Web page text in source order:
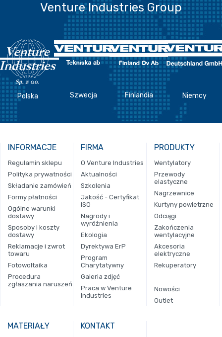
Venture Industries Group
Polska Szwecja Finlandia Niemcy
INFORMACJE
Regulamin sklepu
Polityka prywatności
Składanie zamówień
Formy płatności
Ogólne warunki
dostawy
Sposoby i koszty
dostawy
Reklamacje i zwrot
towaru
Fotowoltaika
Procedura
zgłaszania naruszeń
FIRMA
O Venture Industries
Aktualności
Szkolenia
Jakość - Certyfikat
ISO
Nagrody i
wyróżnienia
Ekologia
Dyrektywa ErP
Program
Charytatywny
Galeria zdjęć
Praca w Venture
Industries
PRODUKTY
Wentylatory
Przewody
elastyczne
Nagrzewnice
Kurtyny powietrzne
Odciągi
Zakończenia
wentylacyjne
Akcesoria
elektryczne
Rekuperatory
Nowości
Outlet
MATERIAŁY KONTAKT